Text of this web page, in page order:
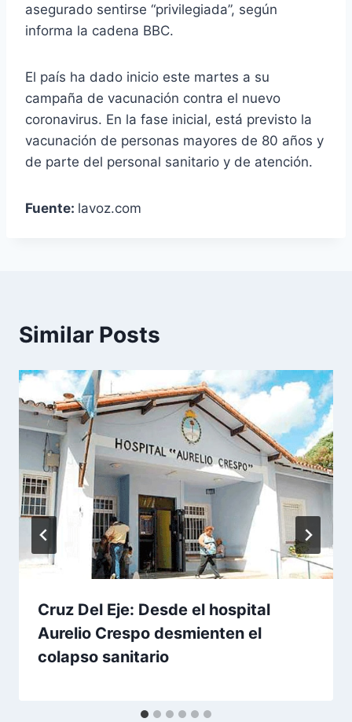
asegurado sentirse “privilegiada”, según
informa la cadena BBC.
El país ha dado inicio este martes a su
campaña de vacunación contra el nuevo
coronavirus. En la fase inicial, está previsto la
vacunación de personas mayores de 80 años y
de parte del personal sanitario y de atención.
Fuente: lavoz.com
Similar Posts
Cruz Del Eje: Desde el hospital
Aurelio Crespo desmienten el
colapso sanitario